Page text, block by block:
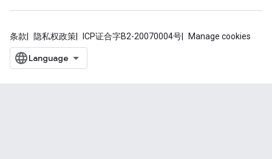
条款 隐私权政策 ICP证合字B2-20070004号 Manage cookies